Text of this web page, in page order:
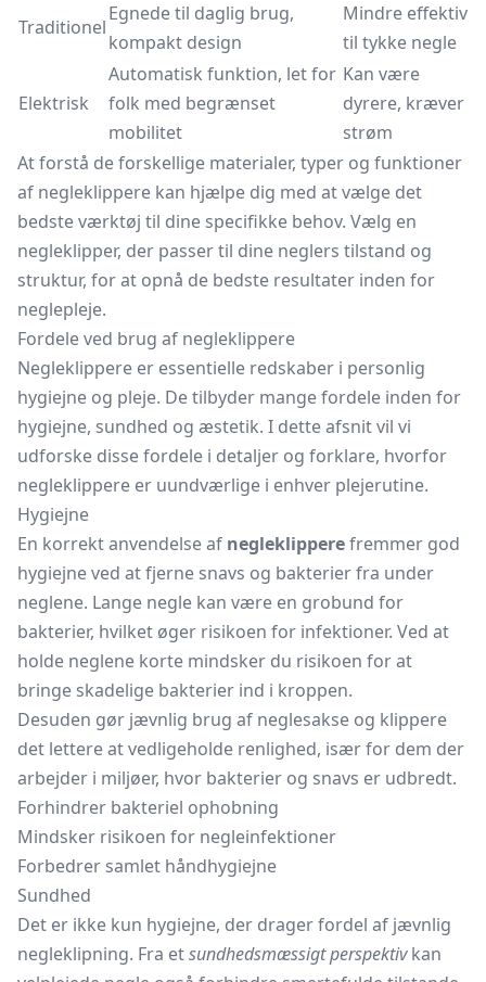
Traditionel
Egnede til daglig brug,
kompakt design
Mindre effektiv
til tykke negle
Elektrisk
Automatisk funktion, let for
folk med begrænset
mobilitet
Kan være
dyrere, kræver
strøm
At forstå de forskellige materialer, typer og funktioner
af negleklippere kan hjælpe dig med at vælge det
bedste værktøj til dine specifikke behov. Vælg en
negleklipper, der passer til dine neglers tilstand og
struktur, for at opnå de bedste resultater inden for
neglepleje.
Fordele ved brug af negleklippere
Negleklippere er essentielle redskaber i personlig
hygiejne og pleje. De tilbyder mange fordele inden for
hygiejne, sundhed og æstetik. I dette afsnit vil vi
udforske disse fordele i detaljer og forklare, hvorfor
negleklippere er uundværlige i enhver plejerutine.
Hygiejne
En korrekt anvendelse af negleklipperefremmer god
hygiejne ved at fjerne snavs og bakterier fra under
neglene. Lange negle kan være en grobund for
bakterier, hvilket øger risikoen for infektioner. Ved at
holde neglene korte mindsker du risikoen for at
bringe skadelige bakterier ind i kroppen.
Desuden gør jævnlig brug af neglesakse og klippere
det lettere at vedligeholde renlighed, især for dem der
arbejder i miljøer, hvor bakterier og snavs er udbredt.
Forhindrer bakteriel ophobning
Mindsker risikoen for negleinfektioner
Forbedrer samlet håndhygiejne
Sundhed
Det er ikke kun hygiejne, der drager fordel af jævnlig
negleklipning. Fra etsundhedsmæssigt perspektivkan